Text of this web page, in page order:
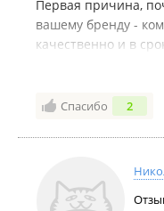
Первая причина,
вашему бренду -
качественно и в
Вторая причина -
как сделать лучше,
продукт.
Спасибо 2